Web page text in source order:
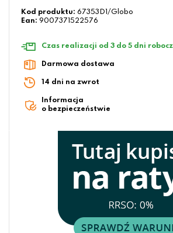
Kod produktu: 67353D1/Globo
Ean: 9007371522576
Czas realizacji od 3 do 5 dni
Darmowa dostawa
14 dni na zwrot
Informacja
o bezpieczeństwie